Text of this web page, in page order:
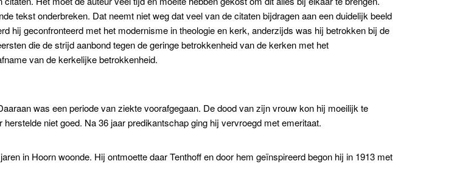
tekst onderbreken. Dat neemt niet weg dat veel van de citaten bijdragen aan een duidelijk beeld
hij geconfronteerd met het modernisme in theologie en kerk, anderzijds was hij betrokken bij de
die de strijd aanbond tegen de geringe betrokkenheid van de kerken met het
van de kerkelijke betrokkenheid.
was een periode van ziekte voorafgegaan. De dood van zijn vrouw kon hij moeilijk te
niet goed. Na 36 jaar predikantschap ging hij vervroegd met emeritaat.
in Hoorn woonde. Hij ontmoette daar Tenthoff en door hem geïnspireerd begon hij in 1913 met